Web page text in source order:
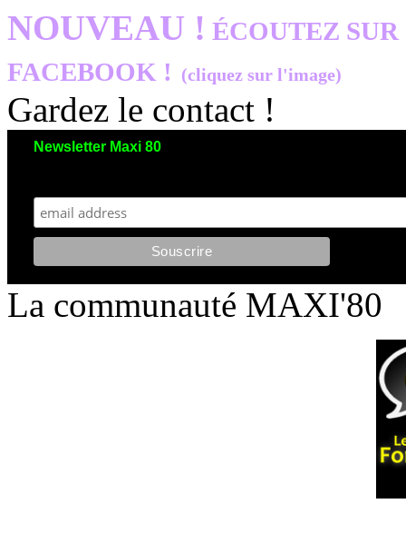
NOUVEAU ! ÉCOUTEZ SUR
FACEBOOK !
(cliquez sur l'image)
Gardez le contact !
Newsletter Maxi 80
La communauté MAXI'80